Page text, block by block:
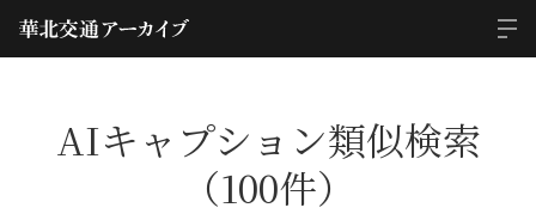
AIキャプション類似検索
（100件）